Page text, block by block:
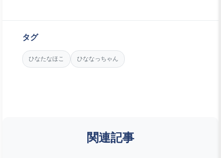
タグ
ひなたなほこ ひななっちゃん
関連記事